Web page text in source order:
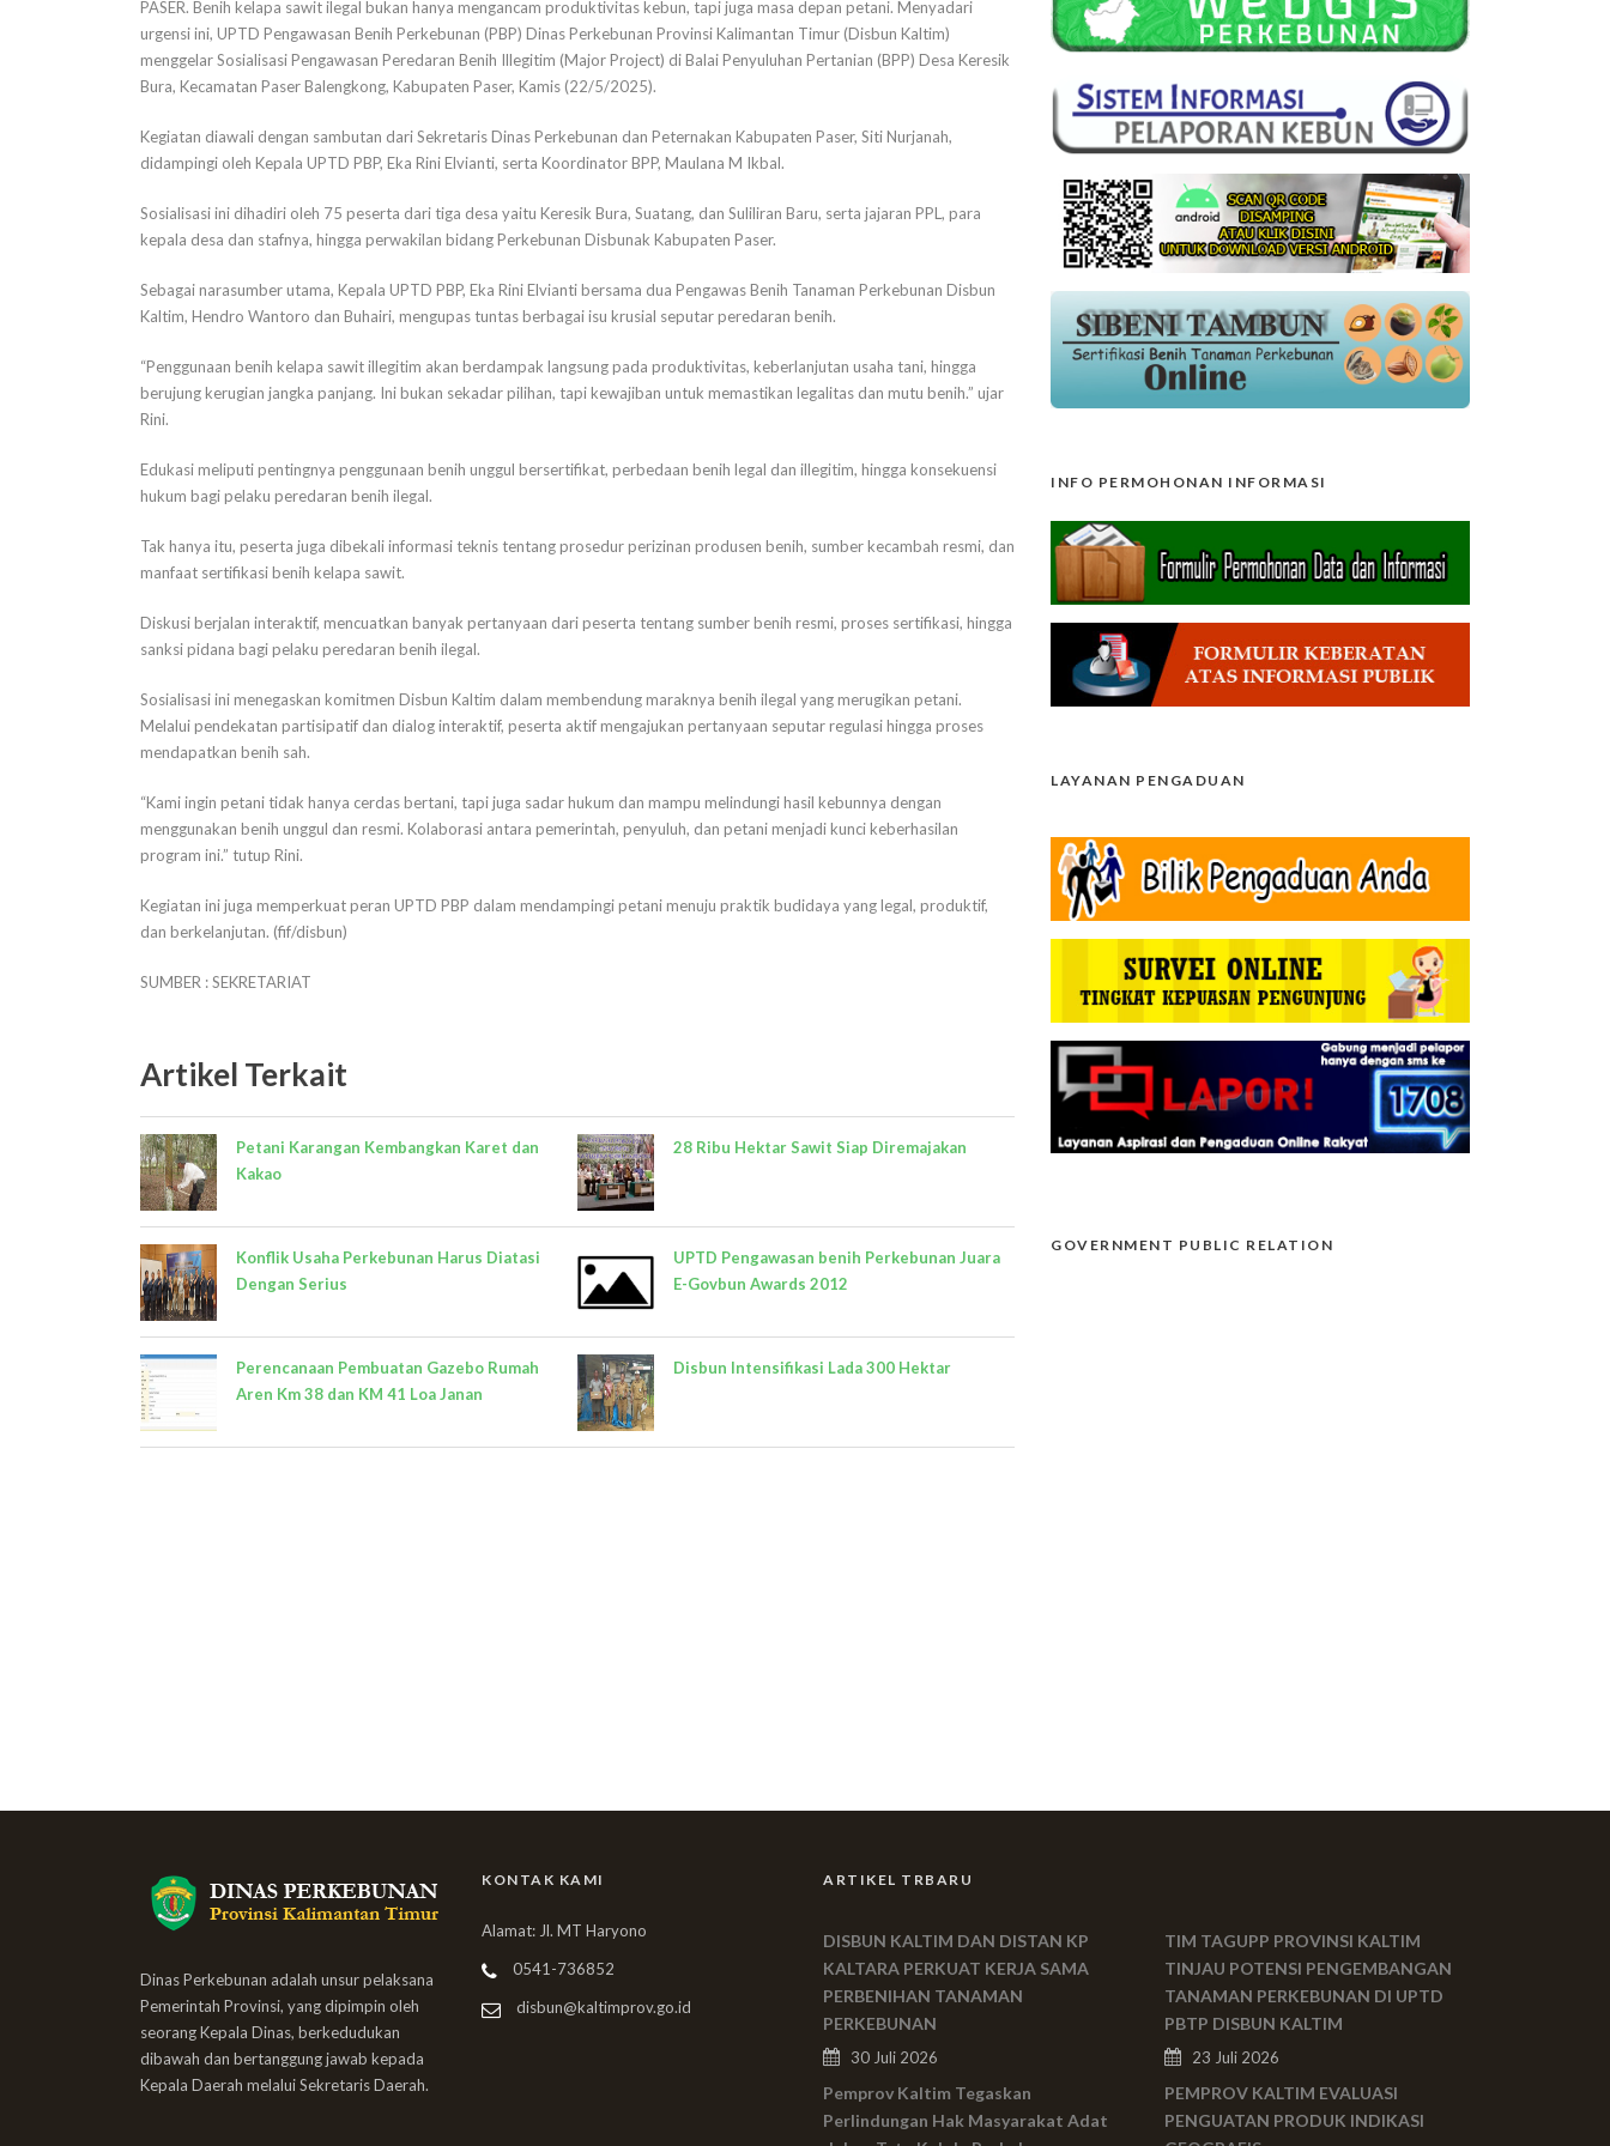
PASER. Benih kelapa sawit ilegal bukan hanya mengancam produktivitas kebun, tapi juga masa depan petani. Menyadari
urgensi ini, UPTD Pengawasan Benih Perkebunan (PBP) Dinas Perkebunan Provinsi Kalimantan Timur (Disbun Kaltim)
menggelar Sosialisasi Pengawasan Peredaran Benih Illegitim (Major Project) di Balai Penyuluhan Pertanian (BPP) Desa Keresik
Bura, Kecamatan Paser Balengkong, Kabupaten Paser, Kamis (22/5/2025).
Kegiatan diawali dengan sambutan dari Sekretaris Dinas Perkebunan dan Peternakan Kabupaten Paser, Siti Nurjanah,
didampingi oleh Kepala UPTD PBP, Eka Rini Elvianti, serta Koordinator BPP, Maulana M Ikbal.
Sosialisasi ini dihadiri oleh 75 peserta dari tiga desa yaitu Keresik Bura, Suatang, dan Suliliran Baru, serta jajaran PPL, para
kepala desa dan stafnya, hingga perwakilan bidang Perkebunan Disbunak Kabupaten Paser.
Sebagai narasumber utama, Kepala UPTD PBP, Eka Rini Elvianti bersama dua Pengawas Benih Tanaman Perkebunan Disbun
Kaltim, Hendro Wantoro dan Buhairi, mengupas tuntas berbagai isu krusial seputar peredaran benih.
“Penggunaan benih kelapa sawit illegitim akan berdampak langsung pada produktivitas, keberlanjutan usaha tani, hingga
berujung kerugian jangka panjang. Ini bukan sekadar pilihan, tapi kewajiban untuk memastikan legalitas dan mutu benih.” ujar
Rini.
Edukasi meliputi pentingnya penggunaan benih unggul bersertifikat, perbedaan benih legal dan illegitim, hingga konsekuensi
hukum bagi pelaku peredaran benih ilegal.
Tak hanya itu, peserta juga dibekali informasi teknis tentang prosedur perizinan produsen benih, sumber kecambah resmi, dan
manfaat sertifikasi benih kelapa sawit.
Diskusi berjalan interaktif, mencuatkan banyak pertanyaan dari peserta tentang sumber benih resmi, proses sertifikasi, hingga
sanksi pidana bagi pelaku peredaran benih ilegal.
Sosialisasi ini menegaskan komitmen Disbun Kaltim dalam membendung maraknya benih ilegal yang merugikan petani.
Melalui pendekatan partisipatif dan dialog interaktif, peserta aktif mengajukan pertanyaan seputar regulasi hingga proses
mendapatkan benih sah.
“Kami ingin petani tidak hanya cerdas bertani, tapi juga sadar hukum dan mampu melindungi hasil kebunnya dengan
menggunakan benih unggul dan resmi. Kolaborasi antara pemerintah, penyuluh, dan petani menjadi kunci keberhasilan
program ini.” tutup Rini.
Kegiatan ini juga memperkuat peran UPTD PBP dalam mendampingi petani menuju praktik budidaya yang legal, produktif,
dan berkelanjutan. (fif/disbun)
SUMBER : SEKRETARIAT
Artikel Terkait
Petani Karangan Kembangkan Karet dan
Kakao
Konflik Usaha Perkebunan Harus Diatasi
Dengan Serius
Perencanaan Pembuatan Gazebo Rumah
Aren Km 38 dan KM 41 Loa Janan
28 Ribu Hektar Sawit Siap Diremajakan
UPTD Pengawasan benih Perkebunan Juara
E-Govbun Awards 2012
Disbun Intensifikasi Lada 300 Hektar
INFO PERMOHONAN INFORMASI
LAYANAN PENGADUAN
GOVERNMENT PUBLIC RELATION
Dinas Perkebunan adalah unsur pelaksana
Pemerintah Provinsi, yang dipimpin oleh
seorang Kepala Dinas, berkedudukan
dibawah dan bertanggung jawab kepada
Kepala Daerah melalui Sekretaris Daerah.
KONTAK KAMI
Alamat: Jl. MT Haryono
0541-736852
disbun@kaltimprov.go.id
ARTIKEL TRBARU
DISBUN KALTIM DAN DISTAN KP
KALTARA PERKUAT KERJA SAMA
PERBENIHAN TANAMAN
PERKEBUNAN
30 Juli 2026
Pemprov Kaltim Tegaskan
Perlindungan Hak Masyarakat Adat
TIM TAGUPP PROVINSI KALTIM
TINJAU POTENSI PENGEMBANGAN
TANAMAN PERKEBUNAN DI UPTD
PBTP DISBUN KALTIM
23 Juli 2026
PEMPROV KALTIM EVALUASI
PENGUATAN PRODUK INDIKASI